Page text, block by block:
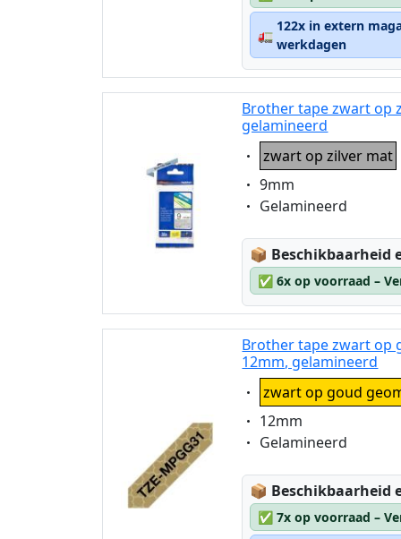
🚛
122x in extern
werkdagen
Brother tape zwart op
gelamineerd
Eigenschaft:
zwart op zilver mat
Eigenschaft:
9mm
Eigenschaft:
Gelamineerd
📦 Lagerstatus:
Beschikbaarheid
✅ 6x op voorraad –
Brother tape zwart op
12mm, gelamineerd
Eigenschaft:
zwart op goud
Eigenschaft:
12mm
Eigenschaft:
Gelamineerd
📦 Lagerstatus:
Beschikbaarheid
✅ 7x op voorraad –